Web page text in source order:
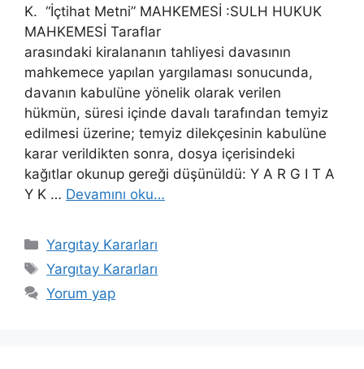
K. “İçtihat Metni” MAHKEMESİ :SULH HUKUK
MAHKEMESİ Taraflar
arasındaki kiralananın tahliyesi davasının
mahkemece yapılan yargılaması sonucunda,
davanın kabulüne yönelik olarak verilen
hükmün, süresi içinde davalı tarafından temyiz
edilmesi üzerine; temyiz dilekçesinin kabulüne
karar verildikten sonra, dosya içerisindeki
kağıtlar okunup gereği düşünüldü: Y A R G I T A
Y K … Devamını oku…
Kategoriler
Yargıtay Kararları
Etiketler
Yargıtay Kararları
Yorum yap